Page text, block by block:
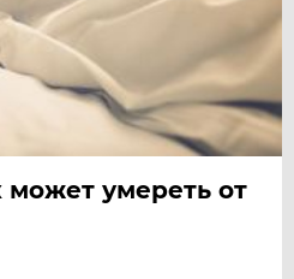
может умереть от